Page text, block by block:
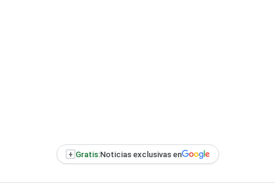
+ Gratis:Noticias exclusivas en